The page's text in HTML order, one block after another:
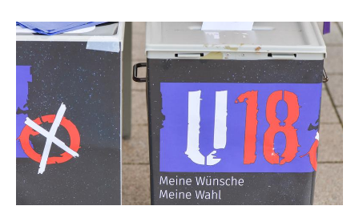
Wahl.
Audio-Archiv